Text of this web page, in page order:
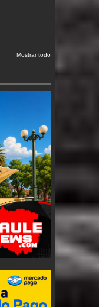
Mostrar todo